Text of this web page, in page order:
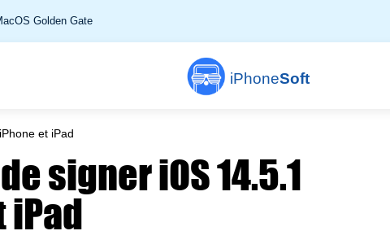
Golden Gate
iPhoneSoft
et iPad
signer iOS 14.5.1
iPad